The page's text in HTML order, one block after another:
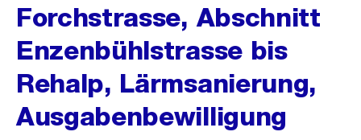
Forchstrasse, Abschnitt
Enzenbühlstrasse bis
Rehalp, Lärmsanierung,
Ausgabenbewilligung